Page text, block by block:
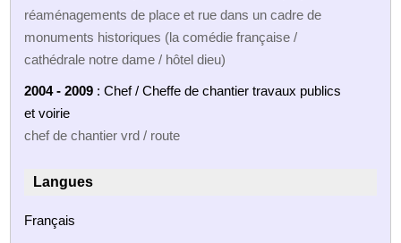
réaménagements de place et rue dans un cadre de
monuments historiques (la comédie française /
cathédrale notre dame / hôtel dieu)
2004 - 2009 : Chef / Cheffe de chantier travaux publics
et voirie
chef de chantier vrd / route
Langues
Français